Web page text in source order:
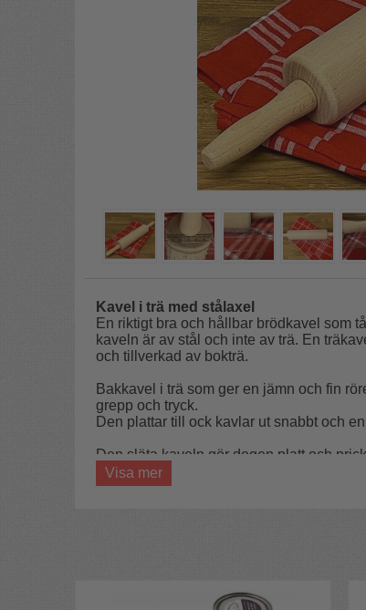
Kavel i trä med stålaxel
En riktigt bra och hållbar brödkavel som
kaveln är av stål och inte av trä. En
och tillverkad av bokträ.
Bakkavel i trä som ger en jämn och fin
grepp och tryck.
Den plattar till ock kavlar ut snabbt och
Den släta kaveln gör degen platt och
degar.
Till kanelbullar, matbröd, wienerdegar
dem väl. Handdiska alltid dina
dem gärna med smakneutral olja.
Naturmaterial
Visa mer